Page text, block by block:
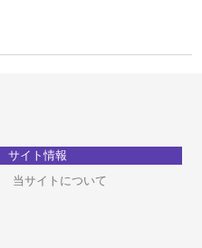
サイト情報
当サイトについて